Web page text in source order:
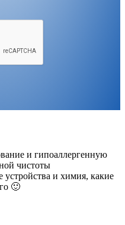
и гипоаллергенную
чистоты
устройства и химия, какие
🙂